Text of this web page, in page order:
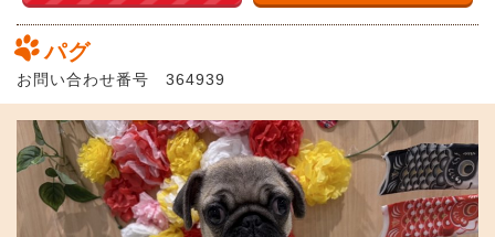
パグ
お問い合わせ番号 364939